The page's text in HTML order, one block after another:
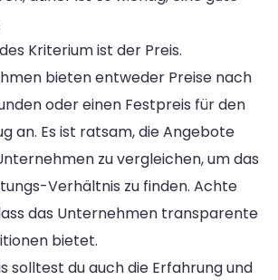
Kriterium ist der Preis.
bieten entweder Preise nach
oder einen Festpreis für den
an. Es ist ratsam, die Angebote
zu vergleichen, um das
Verhältnis zu finden. Achte
das Unternehmen transparente
bietet.
solltest du auch die Erfahrung und